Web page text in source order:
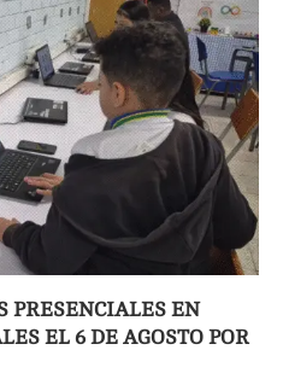
PRESENCIALES EN
EL 6 DE AGOSTO POR